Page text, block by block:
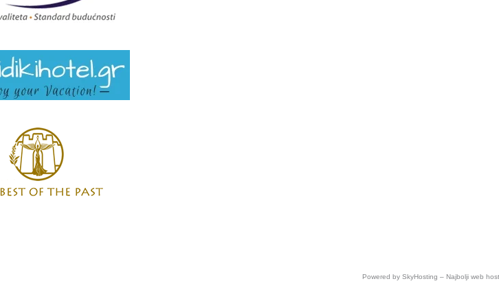
Powered by SkyHosting – Najbolji web